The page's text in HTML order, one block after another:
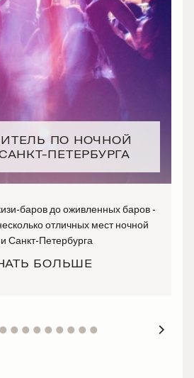
ПО НОЧНОЙ
ПЕТЕРБУРГА
БОЛЬШЕ
баров до оживленных баров -
отличных мест ночной
Санкт-Петербурга